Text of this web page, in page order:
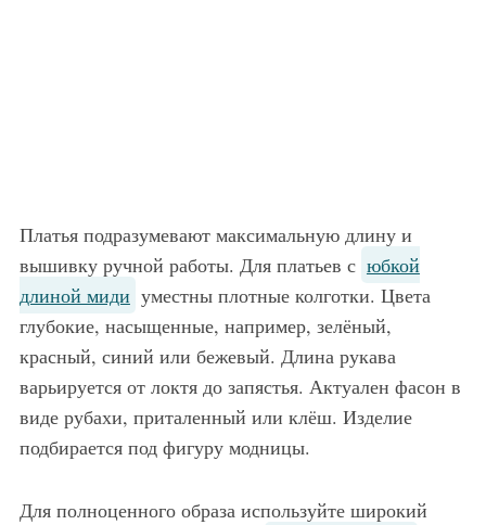
Платья подразумевают максимальную длину и
вышивку ручной работы. Для платьев с юбкой
длиной миди уместны плотные колготки. Цвета
глубокие, насыщенные, например, зелёный,
красный, синий или бежевый. Длина рукава
варьируется от локтя до запястья. Актуален фасон в
виде рубахи, приталенный или клёш. Изделие
подбирается под фигуру модницы.
Для полноценного образа используйте широкий